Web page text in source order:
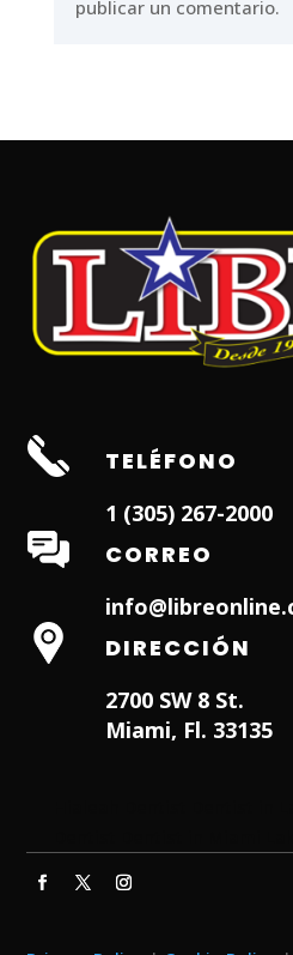
publicar un comentario.
TELÉFONO
1 (305) 267-2000
CORREO
DIRECCIÓN
2700 SW 8 St.
Miami, Fl. 33135